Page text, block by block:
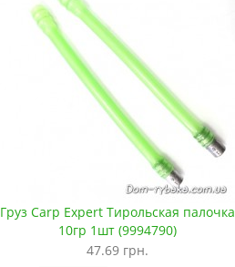
Груз Carp Expert Тирольская палочка
10гр 1шт (9994790)
47.69 грн.